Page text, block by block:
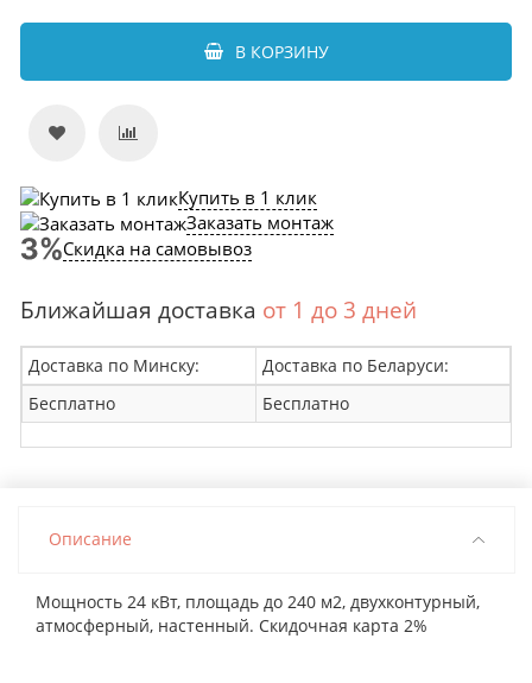
В КОРЗИНУ
Купить в 1 клик
Заказать монтаж
Скидка на самовывоз
Ближайшая доставка от 1 до 3 дней
Доставка по Минску:
Доставка по Беларуси:
Бесплатно
Бесплатно
Описание
Мощность 24 кВт, площадь до 240 м2, двухконтурный,
атмосферный, настенный. Скидочная карта 2%